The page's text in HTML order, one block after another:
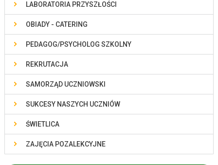
LABORATORIA PRZYSZŁOŚCI
OBIADY - CATERING
PEDAGOG/PSYCHOLOG SZKOLNY
REKRUTACJA
SAMORZĄD UCZNIOWSKI
SUKCESY NASZYCH UCZNIÓW
ŚWIETLICA
ZAJĘCIA POZALEKCYJNE